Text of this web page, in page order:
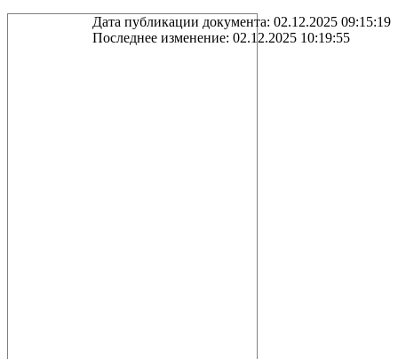
Дата публикации документа: 02.12.2025 09:15:19
Последнее изменение: 02.12.2025 10:19:55